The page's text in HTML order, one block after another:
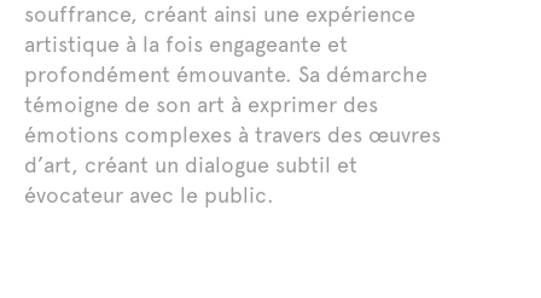
souffrance, créant ainsi une expérience
artistique à la fois engageante et
profondément émouvante. Sa démarche
témoigne de son art à exprimer des
émotions complexes à travers des œuvres
d’art, créant un dialogue subtil et
évocateur avec le public.